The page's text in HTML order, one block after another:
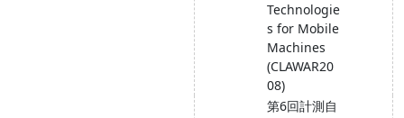
Technologie
s for Mobile
Machines
(CLAWAR20
08)
第6回計測自